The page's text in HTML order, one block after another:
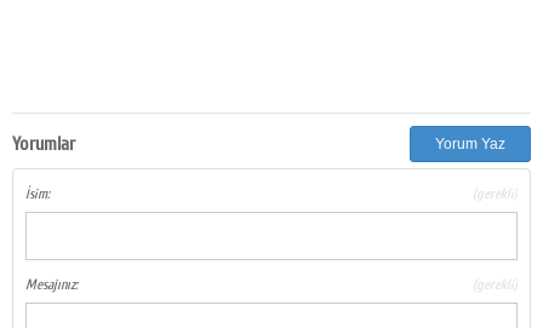
Yorumlar Yorum Yaz
İsim: (gerekli)
Mesajınız: (gerekli)